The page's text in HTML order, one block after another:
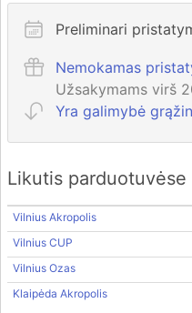
Preliminari
Nemokamas
Užsakymams virš
Yra galimybė
Likutis parduotuvėse
Vilnius Akropolis
Vilnius CUP
Vilnius Ozas
Klaipėda Akropolis